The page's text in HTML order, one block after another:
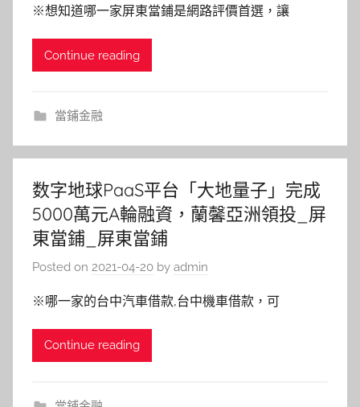
※想知道哪一家屏東當鋪是網路評價首選，讓
Continue reading
當鋪金融
数字地球PaaS平台「大地量子」完成
5000萬元A輪融資，蘭馨亞洲領投_屏
東當鋪_屏東當鋪
Posted on 2021-04-20 by admin
※哪一家的台中汽車借款,台中機車借款，可
Continue reading